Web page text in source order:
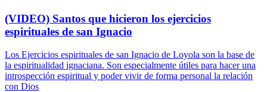
(VIDEO) Santos que hicieron los ejercicios
espirituales de san Ignacio
Los Ejercicios espirituales de san Ignacio de Loyola son la base de
la espiritualidad ignaciana. Son especialmente útiles para hacer una
introspección espiritual y poder vivir de forma personal la relación
con Dios